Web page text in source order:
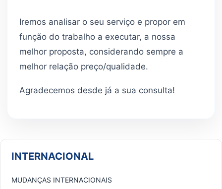
Iremos analisar o seu serviço e propor em
função do trabalho a executar, a nossa
melhor proposta, considerando sempre a
melhor relação preço/qualidade.
Agradecemos desde já a sua consulta!
INTERNACIONAL
MUDANÇAS INTERNACIONAIS